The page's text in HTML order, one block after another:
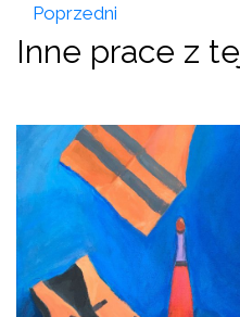
Poprzedni
Inne prace z